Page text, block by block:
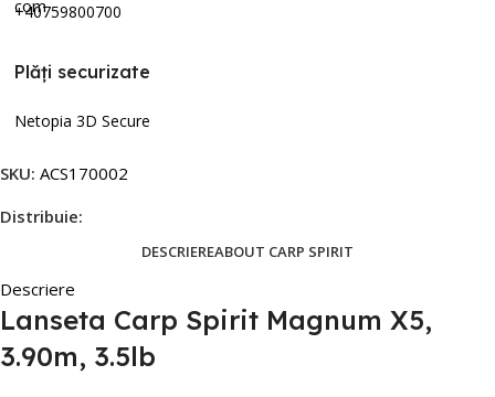
+40759800700
Plăți securizate
Netopia 3D Secure
SKU: ACS170002
Distribuie:
DESCRIEREABOUT CARP SPIRIT
Descriere
Lanseta Carp Spirit Magnum X5,
3.90m, 3.5lb